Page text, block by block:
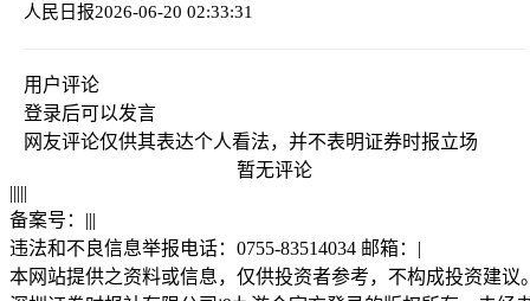
人民日报2026-06-20 02:33:31
用户评论
登录后可以发言
网友评论仅供其表达个人看法，并不表明证券时报立场
暂无评论
|||||
备案号： |||
违法和不良信息举报电话：0755-83514034 邮箱： |
本网站提供之资料或信息，仅供投资者参考，不构成投资建议